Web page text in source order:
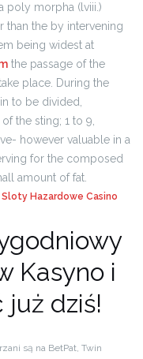
poly morpha (lviii.)
than the by intervening
being widest at
the passage of the
place. During the
to be divided,
the sting; 1 to 9,
however valuable in a
for the composed
amount of fat.
Sloty Hazardowe Casino
Kasyno i
już dziś!
są na BetPat, Twin